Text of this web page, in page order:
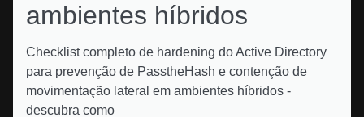
ambientes híbridos
Checklist completo de hardening do Active Directory
para prevenção de PasstheHash e contenção de
movimentação lateral em ambientes híbridos -
descubra como